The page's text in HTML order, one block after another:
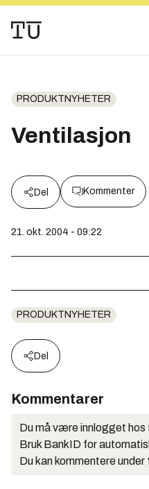
PRODUKTNYHETER
Ventilasjon
Del Kommenter
21. okt. 2004 - 09:22
PRODUKTNYHETER
Del
Kommentarer
Du må være innlogget
Bruk BankID for
Du kan kommentere under